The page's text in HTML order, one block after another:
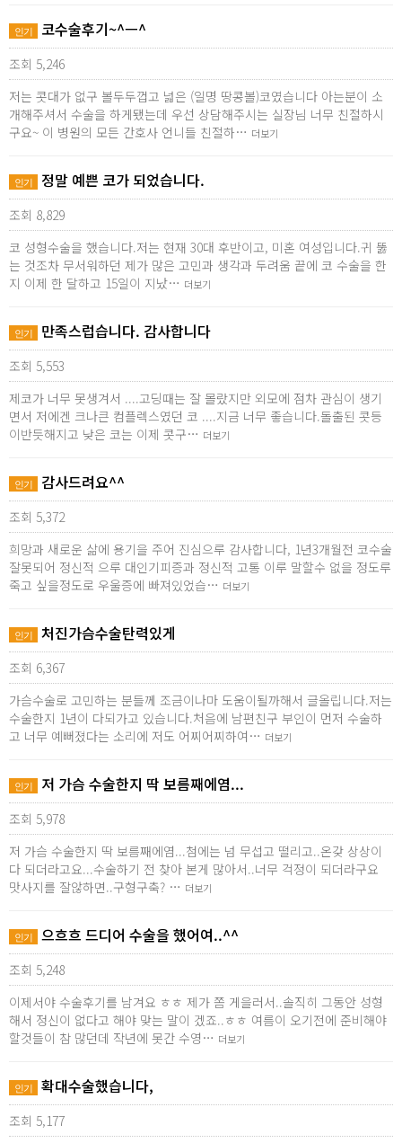
인기 코수술후기~^ㅡ^
조회 5,246
저는 콧대가 없구 볼두두껍고 넓은 (일명 땅콩볼)코였습니다 아는분이 소
개해주셔서 수술을 하게됐는데 우선 상담해주시는 실장님 너무 친절하시
구요~ 이 병원의 모든 간호사 언니들 친절하… 더보기
인기 정말 예쁜 코가 되었습니다.
조회 8,829
코 성형수술을 했습니다.저는 현재 30대 후반이고, 미혼 여성입니다.귀 뚫
는 것조차 무서워하던 제가 많은 고민과 생각과 두려움 끝에 코 수술을 한
지 이제 한 달하고 15일이 지났… 더보기
인기 만족스럽습니다. 감사합니다
조회 5,553
제코가 너무 못생겨서 ....고딩때는 잘 몰랐지만 외모에 점차 관심이 생기
면서 저에겐 크나큰 컴플렉스였던 코 ....지금 너무 좋습니다.돌출된 콧등
이반듯해지고 낮은 코는 이제 콧구… 더보기
인기 감사드려요^^
조회 5,372
희망과 새로운 삶에 용기을 주어 진심으루 감사합니다, 1년3개월전 코수술
잘못되어 정신적 으루 대인기피증과 정신적 고통 이루 말할수 없을 정도루
죽고 싶을정도로 우울증에 빠져있었습… 더보기
인기 처진가슴수술탄력있게
조회 6,367
가슴수술로 고민하는 분들께 조금이나마 도움이될까해서 글올립니다.저는
수술한지 1년이 다되가고 있습니다.처음에 남편친구 부인이 먼저 수술하
고 너무 예뻐졌다는 소리에 저도 어찌어찌하여… 더보기
인기 저 가슴 수술한지 딱 보름째에염...
조회 5,978
저 가슴 수술한지 딱 보름째에염...첨에는 넘 무섭고 떨리고..온갖 상상이
다 되더라고요...수술하기 전 찾아 본게 많아서..너무 걱정이 되더라구요
맛사지를 잘않하면..구형구축? … 더보기
인기 으흐흐 드디어 수술을 했어여..^^
조회 5,248
이제서야 수술후기를 남겨요 ㅎㅎ 제가 쫌 게을러서..솔직히 그동안 성형
해서 정신이 없다고 해야 맞는 말이 겠죠..ㅎㅎ 여름이 오기전에 준비해야
할것들이 참 많던데 작년에 못간 수영… 더보기
인기 확대수술했습니다,
조회 5,177